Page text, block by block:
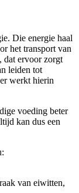
Die energie haal
het transport van
dat ervoor zorgt
leiden tot
werkt hierin
voeding beter
kan dus een
van eiwitten,